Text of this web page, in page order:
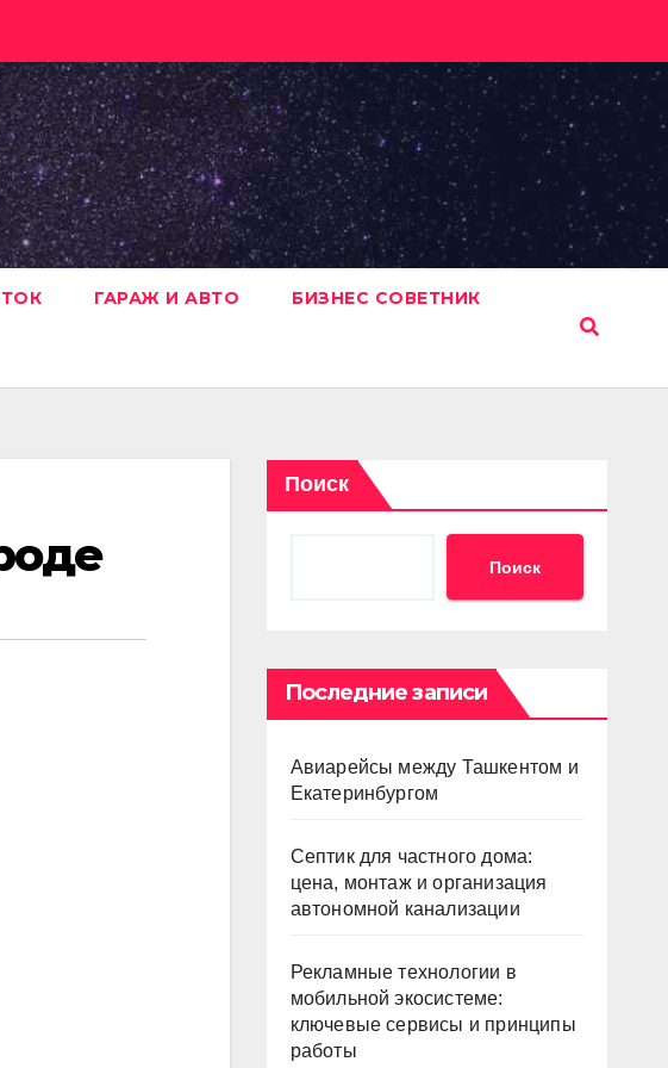
ГАРАЖ И АВТО БИЗНЕС СОВЕТНИК
Поиск
Поиск
Последние записи
Авиарейсы между Ташкентом и
Екатеринбургом
Септик для частного дома:
цена, монтаж и организация
автономной канализации
Рекламные технологии в
мобильной экосистеме:
ключевые сервисы и принципы
работы